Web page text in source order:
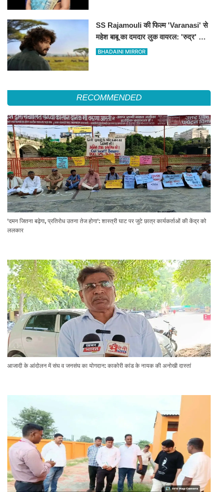
SS Rajamouli की फिल्म 'Varanasi' से
महेश बाबू का दमदार लुक वायरल: 'रुद्र' के
किरदार में अफ्रीका के जंगलों में दिखे साउथ
BHADAINI MIRROR
RECOMMENDED
'दमन जितना बढ़ेगा, प्रतिरोध उतना तेज होगा': शास्त्री घाट पर जुटे छात्र कार्यकर्ताओं की केंद्र को
ललकार
आजादी के आंदोलन में संघ व जनसंघ का योगदान: काकोरी कांड के नायक की अनोखी दास्तां